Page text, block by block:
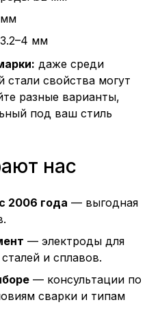
мм
даже среди
стали свойства могут
разные варианты,
под ваш стиль
нас
2006 года — выгодная
— электроды для
и сплавов.
— консультации по
сварки и типам